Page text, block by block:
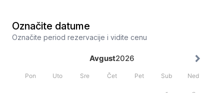
Označite datume
Označite period rezervacije i vidite cenu